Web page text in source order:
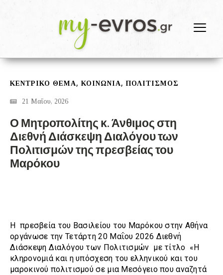
ΚΕΝΤΡΙΚΟ ΘΕΜΑ,ΚΟΙΝΩΝΙΑ,ΠΟΛΙΤΙΣΜΟΣ
21 Μαΐου, 2026
Ο Μητροπολίτης κ. Άνθιμος στη
Διεθνή Διάσκεψη Διαλόγου των
Πολιτισμών της πρεσβείας του
Μαρόκου
Η πρεσβεία του Βασιλείου του Μαρόκου στην Αθήνα
οργάνωσε την Τετάρτη 20 Μαΐου 2026 Διεθνή
Διάσκεψη Διαλόγου των Πολιτισμών με τίτλο «Η
κληρονομιά και η υπόσχεση του ελληνικού και του
μαροκινού πολιτισμού σε μια Μεσόγειο που αναζητά